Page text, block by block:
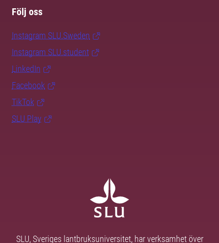
Följ oss
Instagram SLU.Sweden
Instagram SLU.student
LinkedIn
Facebook
TikTok
SLU Play
SLU, Sveriges lantbruksuniversitet, har verksamhet över